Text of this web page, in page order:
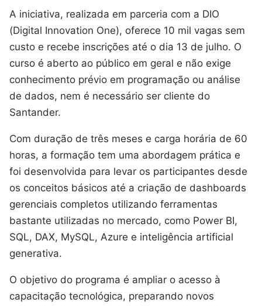
A iniciativa, realizada em parceria com a DIO
(Digital Innovation One), oferece 10 mil vagas sem
custo e recebe inscrições até o dia 13 de julho. O
curso é aberto ao público em geral e não exige
conhecimento prévio em programação ou análise
de dados, nem é necessário ser cliente do
Santander.
Com duração de três meses e carga horária de 60
horas, a formação tem uma abordagem prática e
foi desenvolvida para levar os participantes desde
os conceitos básicos até a criação de dashboards
gerenciais completos utilizando ferramentas
bastante utilizadas no mercado, como Power BI,
SQL, DAX, MySQL, Azure e inteligência artificial
generativa.
O objetivo do programa é ampliar o acesso à
capacitação tecnológica, preparando novos